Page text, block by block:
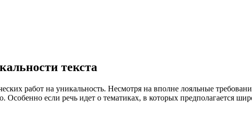
текста
работ на уникальность. Несмотря на вполне лояльные
Особенно если речь идет о тематиках, в которых предполагается